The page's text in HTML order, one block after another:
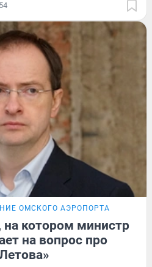
ОМСКОГО АЭРОПОРТА
котором министр
на вопрос про